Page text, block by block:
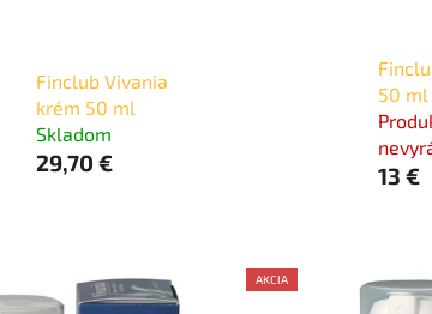
Finclub Vivania
krém 50 ml
Skladom
29,70 €
50 ml
13 €
AKCIA